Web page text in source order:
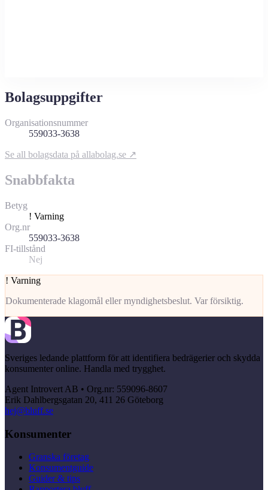
Bolagsuppgifter
Organisationsnummer
559033-3638
Se all bolagsdata på allabolag.se ↗
Snabbfakta
Betyg
! Varning
Org.nr
559033-3638
FI-tillstånd
Nej
! Varning
Dokumenterade klagomål eller myndighetsbeslut. Var försiktig.
Sveriges ledande plattform för att identifiera bedrägerier och skydda
konsumenter online. Handla med trygghet.
Agent Introvert AB • Org.nr: 559096-8607
Erik Dahlbergsgatan 20, 411 26 Göteborg
hej@bluff.se
Konsumenter
Granska företag
Konsumentguide
Guider & tips